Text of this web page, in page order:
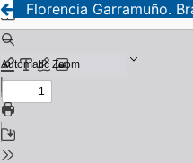
Florencia Garramuño.